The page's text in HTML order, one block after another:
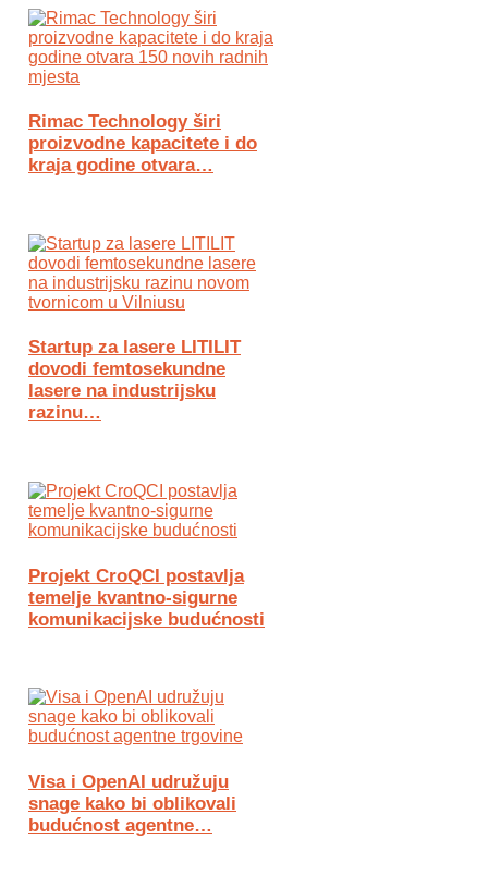
Rimac Technology širi
proizvodne kapacitete i do
kraja godine otvara…
Startup za lasere LITILIT
dovodi femtosekundne
lasere na industrijsku
razinu…
Projekt CroQCI postavlja
temelje kvantno-sigurne
komunikacijske budućnosti
Visa i OpenAI udružuju
snage kako bi oblikovali
budućnost agentne…